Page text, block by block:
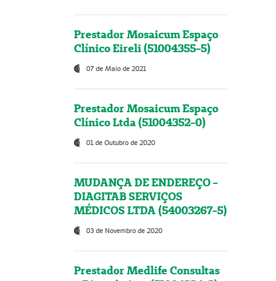
Prestador Mosaicum Espaço
Clínico Eireli (51004355-5)
07 de Maio de 2021
Prestador Mosaicum Espaço
Clínico Ltda (51004352-0)
01 de Outubro de 2020
MUDANÇA DE ENDEREÇO -
DIAGITAB SERVIÇOS
MÉDICOS LTDA (54003267-5)
03 de Novembro de 2020
Prestador Medlife Consultas